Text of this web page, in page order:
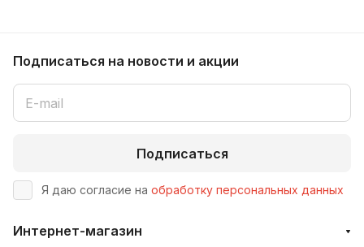
Подписаться на новости и акции
Подписаться
Я даю согласие на обработку персональных данных
Интернет-магазин